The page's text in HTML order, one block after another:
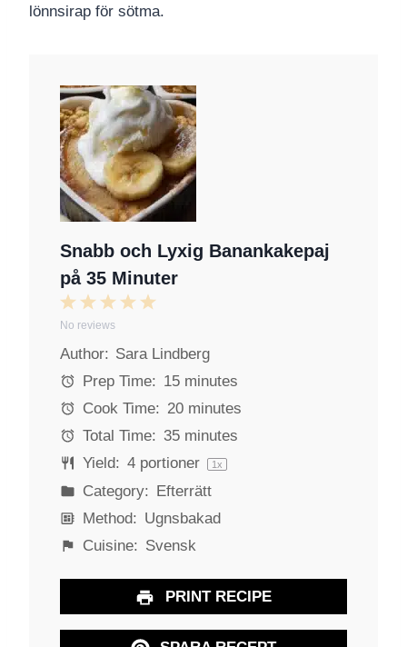
lönnsirap för sötma.
Snabb och Lyxig Banankakepaj
på 35 Minuter
5
t
r
4
t
a
r
s
3
t
a
r
s
2
S
t
a
r
s
1
S
t
a
No reviews
Author: Sara Lindberg
Prep Time: 15 minutes
Cook Time: 20 minutes
Total Time: 35 minutes
Yield: 4portioner 1x
Category: Efterrätt
Method: Ugnsbakad
Cuisine: Svensk
PRINT RECIPE